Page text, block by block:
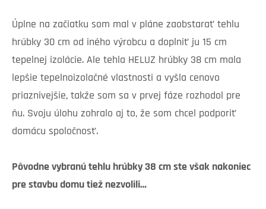
Úplne na začiatku som mal v pláne zaobstarať tehlu
hrúbky 30 cm od iného výrobcu a doplniť ju 15 cm
tepelnej izolácie. Ale tehla HELUZ hrúbky 38 cm mala
lepšie tepelnoizolačné vlastnosti a vyšla cenovo
priaznivejšie, takže som sa v prvej fáze rozhodol pre
ňu. Svoju úlohu zohralo aj to, že som chcel podporiť
domácu spoločnosť.
Pôvodne vybranú tehlu hrúbky 38 cm ste však nakoniec
pre stavbu domu tiež nezvolili…